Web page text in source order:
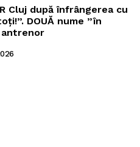
Cluj după înfrângerea cu
DOUĂ nume ”în